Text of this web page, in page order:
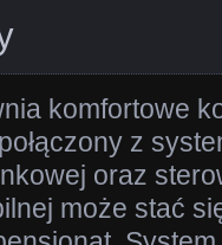
komfortowe
z
oraz
może stać